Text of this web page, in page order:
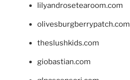
lilyandrosetearoom.com
olivesburgberrypatch.com
theslushkids.com
giobastian.com